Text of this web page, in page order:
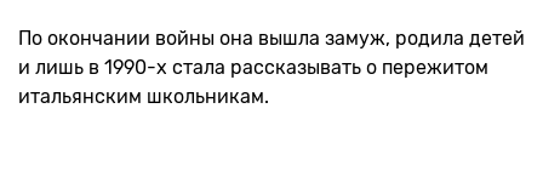
По окончании войны она вышла замуж, родила детей
и лишь в 1990-х стала рассказывать о пережитом
итальянским школьникам.